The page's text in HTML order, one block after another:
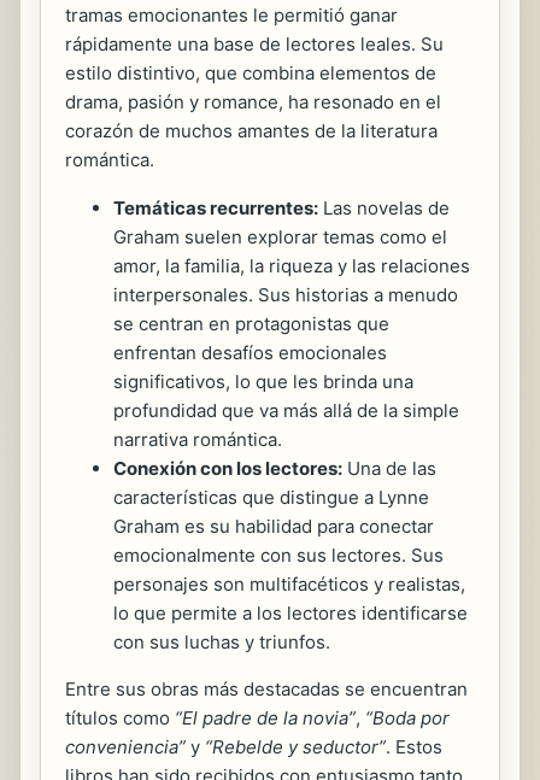
tramas emocionantes le permitió ganar
rápidamente una base de lectores leales. Su
estilo distintivo, que combina elementos de
drama, pasión y romance, ha resonado en el
corazón de muchos amantes de la literatura
romántica.
Temáticas recurrentes: Las novelas de
Graham suelen explorar temas como el
amor, la familia, la riqueza y las relaciones
interpersonales. Sus historias a menudo
se centran en protagonistas que
enfrentan desafíos emocionales
significativos, lo que les brinda una
profundidad que va más allá de la simple
narrativa romántica.
Conexión con los lectores: Una de las
características que distingue a Lynne
Graham es su habilidad para conectar
emocionalmente con sus lectores. Sus
personajes son multifacéticos y realistas,
lo que permite a los lectores identificarse
con sus luchas y triunfos.
Entre sus obras más destacadas se encuentran
títulos como “El padre de la novia”, “Boda por
conveniencia” y “Rebelde y seductor”. Estos